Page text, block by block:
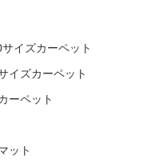
サイズカーペット
イズカーペット
ーペット
ット